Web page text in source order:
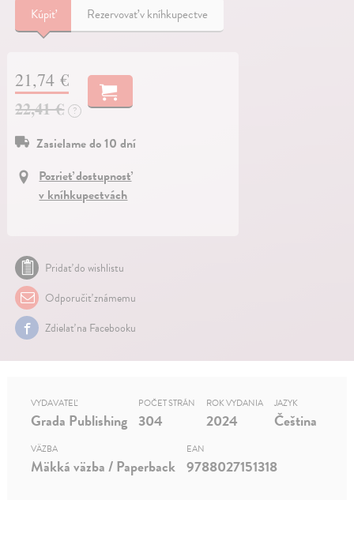
Kúpiť Rezervovať v kníhkupectve
21,74 €
22,41 €
?
Zasielame do 10 dní
Pozrieť dostupnosť
v kníhkupectvách
Pridať do wishlistu
Odporučiť známemu
Zdielať na Facebooku
VYDAVATEĽ
Grada Publishing
POČET STRÁN
304
ROK VYDANIA
2024
JAZYK
Čeština
VÄZBA
Mäkká väzba / Paperback
EAN
9788027151318